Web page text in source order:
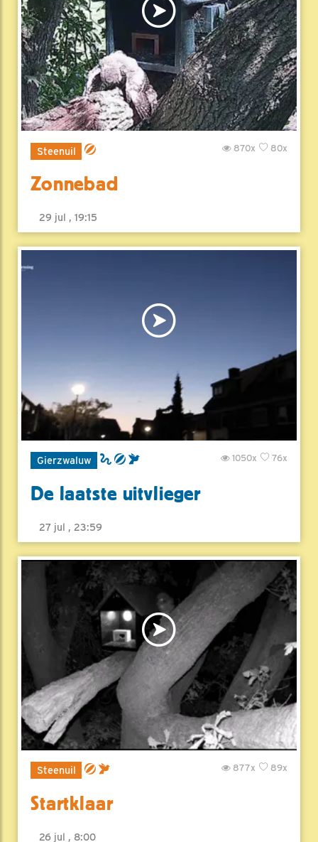
Steenuil 80x
870x
Zonnebad
29 jul , 19:15
Gierzwaluw 76x
1050x
De laatste uitvlieger
27 jul , 23:59
Steenuil 89x
877x
Startklaar
26 jul , 8:00